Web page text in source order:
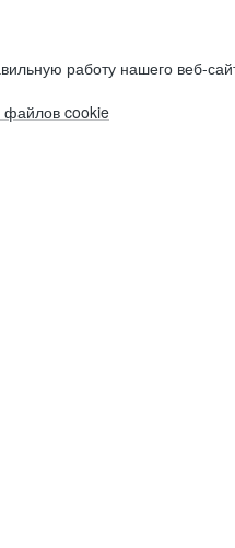
работу нашего веб-
файлов cookie